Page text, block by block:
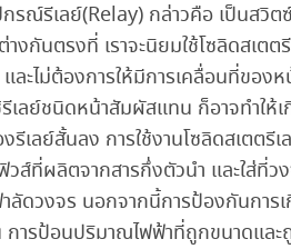
รณ์รีเลย์(Relay) กล่าวคือ เป็นสวิ
างกันตรงที่ เราจะนิยมใช้โซลิดสเต
ละไม่ต้องการให้มีการเคลื่อนที่ขอ
เลย์ชนิดหน้าสัมผัสแทน ก็อาจทำให้
เลย์สั้นลง การใช้งานโซลิดสเตตรี
ส์ที่ผลิตจากสารกึ่งตัวนำ และใส่ที่
ลัดวงจร นอกจากนี้การป้องกันการ
รป้อนปริมาณไฟฟ้าที่ถูกขนาดและ